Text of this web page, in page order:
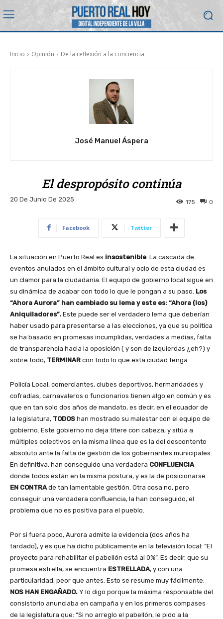
Inicio Opinión De la reflexión a la conciencia
José Manuel Áspera
El despropósito continúa
20 De Junio De 2025 0
175
Facebook Twitter
La situación en Puerto Real es insostenible . La cascada de
eventos anulados en el ámbito cultural y ocio de esta ciudad es
un clamor para la ciudadanía. El equipo de gobierno local sigue en
su dinámica de acabar con todo lo que le pongan a su paso. Los
“Ahora Aurora” han cambiado su lema y este es: “Ahora (los)
Aniquiladores”. Este puede ser el verdadero lema que deberían
haber usado para presentarse a las elecciones, ya que su política
se ha basado en promesas incumplidas, verdades a medias, falta
de transparencia hacia la oposición ( y son de izquierdas ¿eh?) y
sobre todo, TERMINAR con todo lo que esta ciudad tenga.
Policía Local, comerciantes, clubes deportivos, hermandades y
cofradías, carnavaleros o funcionarios tienen algo en común y es
que en tan solo dos años de mandato, es decir, en el ecuador de
la legislatura, TODOS han mostrado su malestar con el equipo de
gobierno. Este gobierno no deja títere con cabeza, y sitúa a
múltiples colectivos en la misma línea que es la del descontento
absoluto ante la falta de gestión de los gobernantes municipales.
En definitiva, han conseguido una verdadera CONFLUENCIA
donde todos están en la misma postura, y es la de posicionarse
EN CONTRA de tan lamentable gestión. Otra cosa no, pero
conseguir una verdadera confluencia, la han conseguido, el
problema que no es positiva para el pueblo.
Por si fuera poco, Aurora admite la evidencia (dos años ha
tardado), y es que ha dicho públicamente en la televisión local: “El
proyecto para rehabilitar el pabellón está al 0%”. Es decir, que su
promesa estrella, se encuentra ESTRELLADA, y con una
particularidad, peor que antes. Esto se resume muy fácilmente:
NOS HAN ENGAÑADO. Y lo digo porque la máxima responsable del
consistorio anunciaba en campaña y en los primeros compases
de la legislatura que: “Si no arreglo el pabellón, le pido a la